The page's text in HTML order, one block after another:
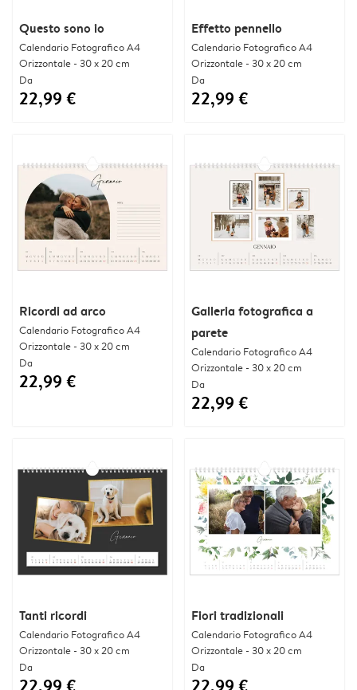
Questo sono io
Calendario Fotografico A4
Orizzontale - 30 x 20 cm
Da
22,99 €
Effetto pennello
Calendario Fotografico A4
Orizzontale - 30 x 20 cm
Da
22,99 €
Ricordi ad arco
Calendario Fotografico A4
Orizzontale - 30 x 20 cm
Da
22,99 €
Galleria fotografica a
parete
Calendario Fotografico A4
Orizzontale - 30 x 20 cm
Da
22,99 €
Tanti ricordi
Calendario Fotografico A4
Orizzontale - 30 x 20 cm
Da
22,99 €
Fiori tradizionali
Calendario Fotografico A4
Orizzontale - 30 x 20 cm
Da
22,99 €